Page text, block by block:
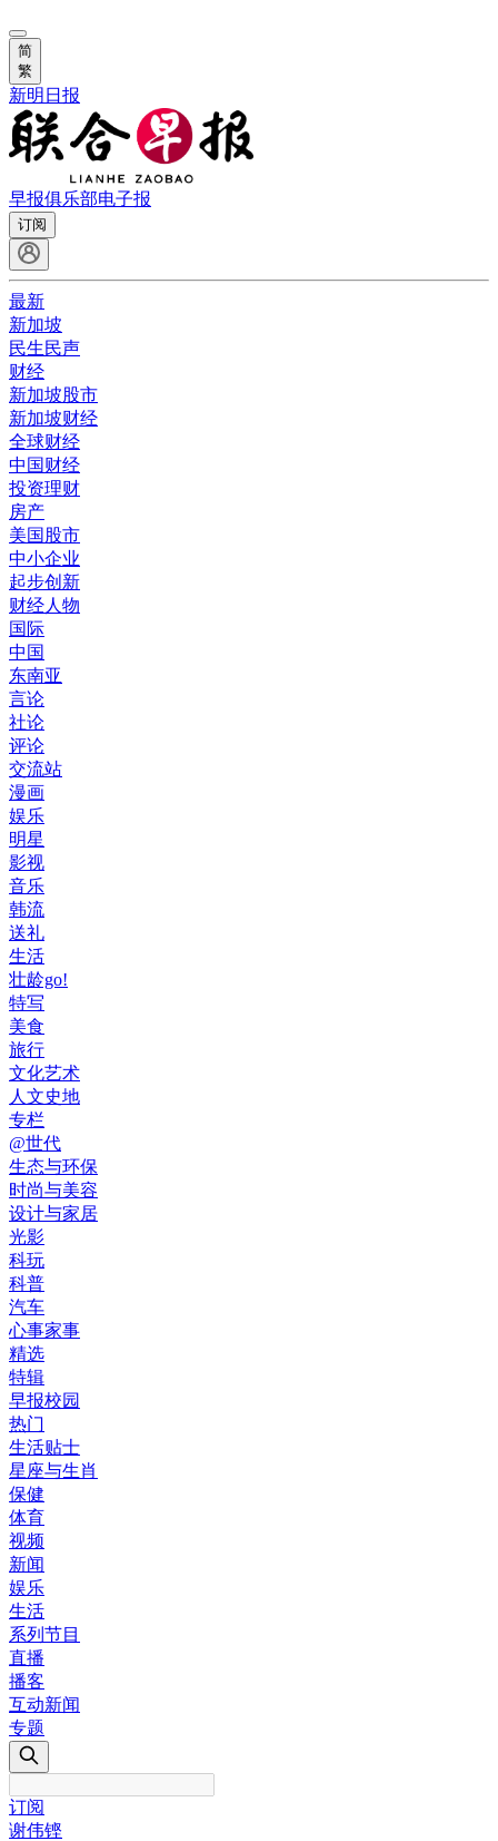
简
繁
新明日报
早报俱乐部电子报
订阅
最新
新加坡
民生民声
财经
新加坡股市
新加坡财经
全球财经
中国财经
投资理财
房产
美国股市
中小企业
起步创新
财经人物
国际
中国
东南亚
言论
社论
评论
交流站
漫画
娱乐
明星
影视
音乐
韩流
送礼
生活
壮龄go!
特写
美食
旅行
文化艺术
人文史地
专栏
@世代
生态与环保
时尚与美容
设计与家居
光影
科玩
科普
汽车
心事家事
精选
特辑
早报校园
热门
生活贴士
星座与生肖
保健
体育
视频
新闻
娱乐
生活
系列节目
直播
播客
互动新闻
专题
订阅
谢伟铿